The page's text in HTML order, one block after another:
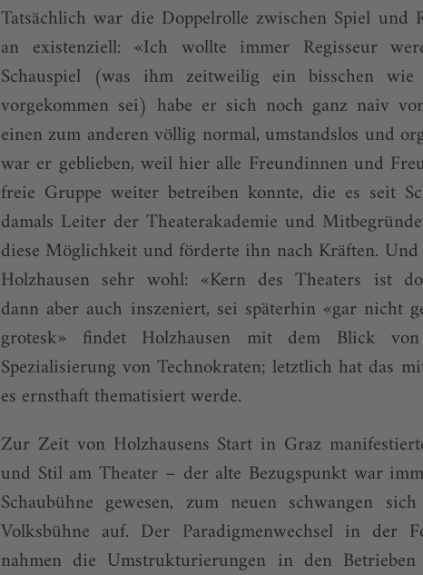
Tatsächlich war die Doppelrolle zwischen Spiel und
an existenziell: «Ich wollte immer Regisseur
Schauspiel (was ihm zeitweilig ein bisschen wie
vorgekommen sei) habe er sich noch ganz naiv
einen zum anderen völlig normal, umstandslos und
war er geblieben, weil hier alle Freundinnen und
freie Gruppe weiter betreiben konnte, die es seit
damals Leiter der Theaterakademie und
diese Möglichkeit und förderte ihn nach Kräften.
Holzhausen sehr wohl: «Kern des Theaters ist
dann aber auch inszeniert, sei späterhin «gar nicht
grotesk» findet Holzhausen mit dem Blick
Spezialisierung von Technokraten; letztlich hat das
es ernsthaft thematisiert werde.
Zur Zeit von Holzhausens Start in Graz
und Stil am Theater – der alte Bezugspunkt war
Schaubühne gewesen, zum neuen schwangen
Volksbühne auf. Der Paradigmenwechsel in der
nahmen die Umstrukturierungen in den